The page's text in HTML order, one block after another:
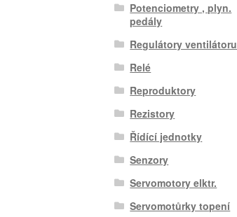
Potenciometry , plyn.
pedály
Regulátory ventilátoru
Relé
Reproduktory
Rezistory
Řídící jednotky
Senzory
Servomotory elktr.
Servomotůrky topení